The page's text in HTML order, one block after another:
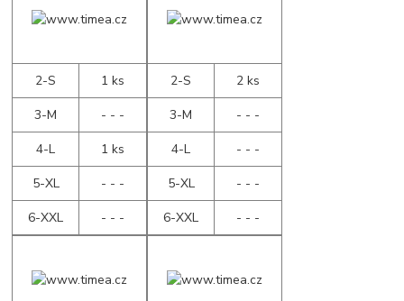
2-S
1 ks
3-M
- - -
4-L
1 ks
5-XL
- - -
6-XXL
- - -
2-S
2 ks
3-M
- - -
4-L
- - -
5-XL
- - -
6-XXL
- - -